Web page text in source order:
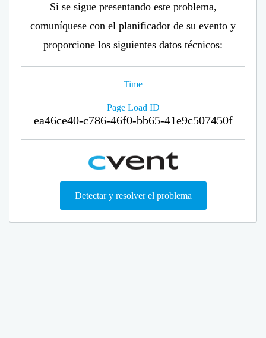
Si se sigue presentando este problema,
comuníquese con el planificador de su evento y
proporcione los siguientes datos técnicos:
Time
Page Load ID
ea46ce40-c786-46f0-bb65-41e9c507450f
Detectar y resolver el problema